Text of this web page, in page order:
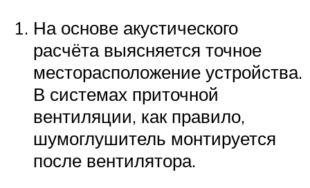
На основе акустического
расчёта выясняется точное
месторасположение устройства.
В системах приточной
вентиляции, как правило,
шумоглушитель монтируется
после вентилятора.